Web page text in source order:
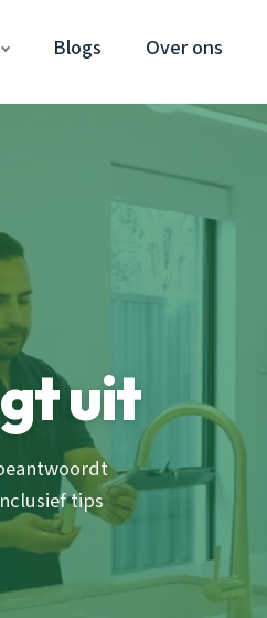
Blogs Over ons
uit
tips